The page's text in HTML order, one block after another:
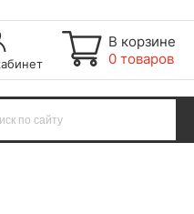
В корзине
0 товаров